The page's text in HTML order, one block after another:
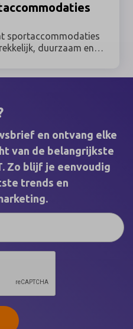
sportaccommodaties
duurzaam en
rondom sport,
duurzaamheid.
en ontvang elke
van de belangrijkste
Zo blijf je eenvoudig
trends en